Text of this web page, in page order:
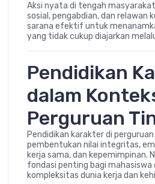
Aksi nyata di tengah
sosial, pengabdian, dan relawan
sarana efektif untuk
yang tidak cukup diajarkan
Pendidikan
dalam
Perguruan
Pendidikan karakter di
pembentukan nilai integritas,
kerja sama, dan kepemimpinan.
fondasi penting bagi mahasiswa
kompleksitas dunia kerja dan